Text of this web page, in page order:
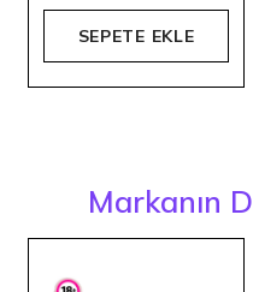
SEPETE EKLE
Markanın